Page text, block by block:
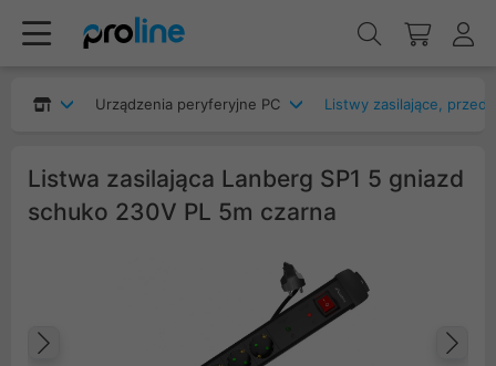
Urządzenia peryferyjne PC Listwy zasilające,
Listwa zasilająca Lanberg SP1 5 gniazd
schuko 230V PL 5m czarna